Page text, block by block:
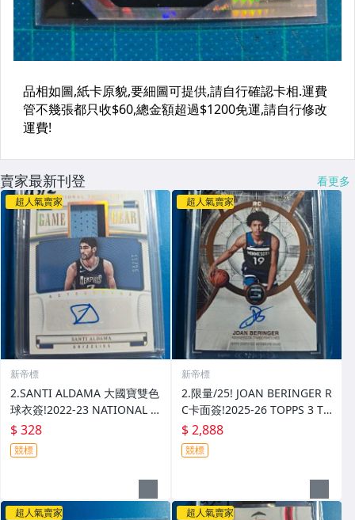
賣家最新刊登 看更多
超人氣賣家
新帝標
2.SANTI ALDAMA 大國寶雙色
球衣簽!2022-23 NATIONAL T
REASURES
$ 328
競標
超人氣賣家
新帝標
2.限量/25! JOAN BERINGER R
C卡面簽!2025-26 TOPPS 3 TH
REE
$ 2,888
競標
超人氣賣家 超人氣賣家